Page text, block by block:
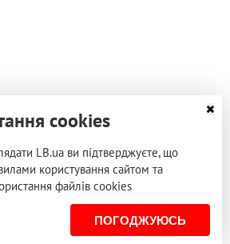
cookies
LB.ua ви підтверджуєте, що
користування сайтом та
файлів cookies
ПОГОДЖУЮСЬ